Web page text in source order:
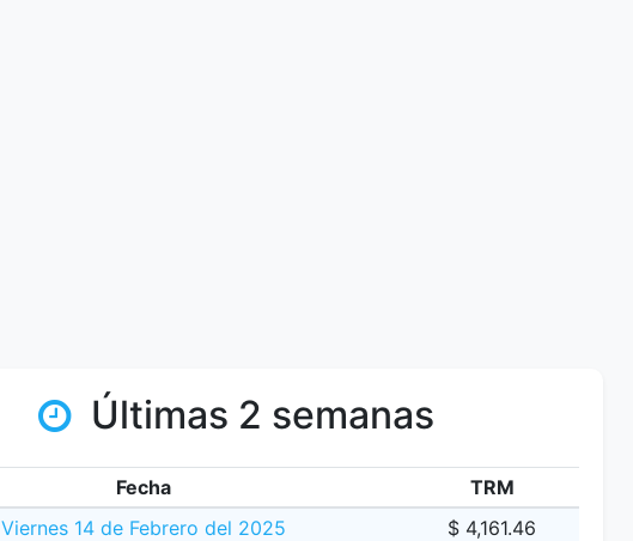
Últimas 2 semanas
Fecha
TRM
Viernes 14 de Febrero del 2025
$ 4,161.46